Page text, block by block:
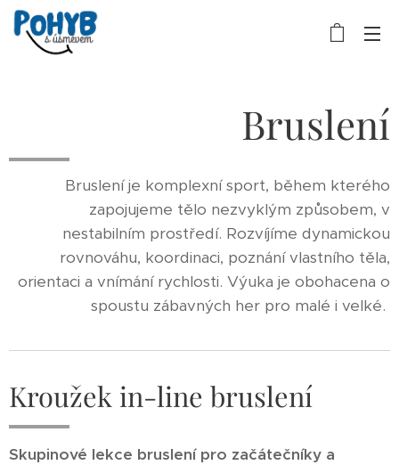
Bruslení
Bruslení je komplexní sport, během kterého
zapojujeme tělo nezvyklým způsobem, v
nestabilním prostředí. Rozvíjíme dynamickou
rovnováhu, koordinaci, poznání vlastního těla,
orientaci a vnímání rychlosti. Výuka je obohacena o
spoustu zábavných her pro malé i velké.
Kroužek in-line bruslení
Skupinové lekce bruslení pro začátečníky a